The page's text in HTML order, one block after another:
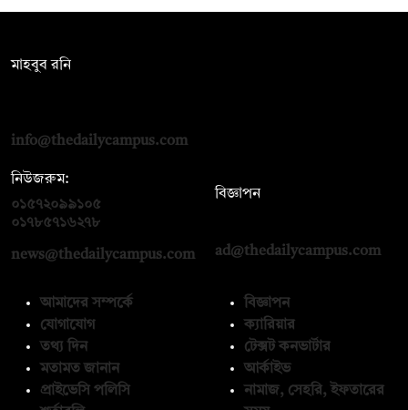
মাহবুব রনি
info@thedailycampus.com
নিউজরুম:
০১৫৭২০৯৯১০৫
০১৭৮৫৭১৬২৭৮
news@thedailycampus.com
বিজ্ঞাপন
ad@thedailycampus.com
আমাদের সম্পর্কে
যোগাযোগ
তথ্য দিন
মতামত জানান
প্রাইভেসি পলিসি
বিজ্ঞাপন
ক্যারিয়ার
টেক্সট কনভার্টার
আর্কাইভ
নামাজ, সেহরি, ইফতারের